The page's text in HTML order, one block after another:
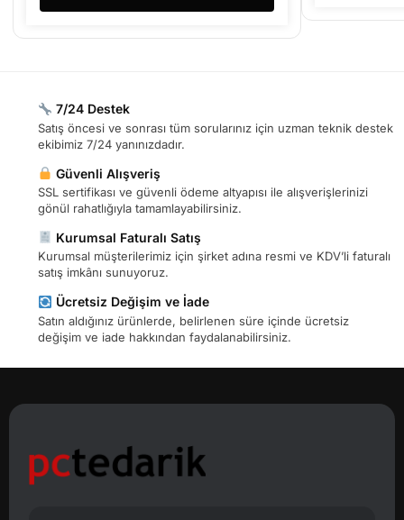
7/24 Destek
Satış öncesi ve sonrası tüm sorularınız için uzman teknik destek
ekibimiz 7/24 yanınızdadır.
Güvenli Alışveriş
SSL sertifikası ve güvenli ödeme altyapısı ile alışverişlerinizi
gönül rahatlığıyla tamamlayabilirsiniz.
Kurumsal Faturalı Satış
Kurumsal müşterilerimiz için şirket adına resmi ve KDV’li faturalı
satış imkânı sunuyoruz.
Ücretsiz Değişim ve İade
Satın aldığınız ürünlerde, belirlenen süre içinde ücretsiz
değişim ve iade hakkından faydalanabilirsiniz.